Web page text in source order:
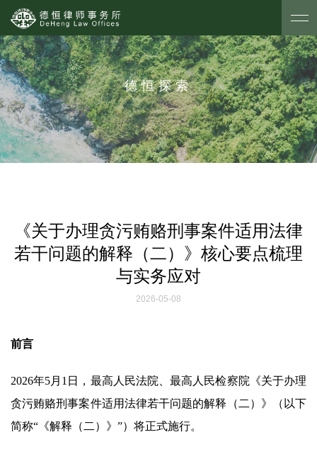
德恒探索
《关于办理贪污贿赂刑事案件适用法律
若干问题的解释（二）》核心要点梳理
与实务应对
2026-05-08
前言
2026年5月1日，最高人民法院、最高人民检察院《关于办理
贪污贿赂刑事案件适用法律若干问题的解释（二）》（以下
简称“《解释（二）》”）将正式施行。